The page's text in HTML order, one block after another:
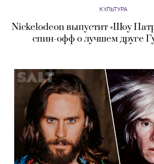
КУЛЬТУРА
Nickelodeon выпустит «Шоу
спин-офф о лучшем друге